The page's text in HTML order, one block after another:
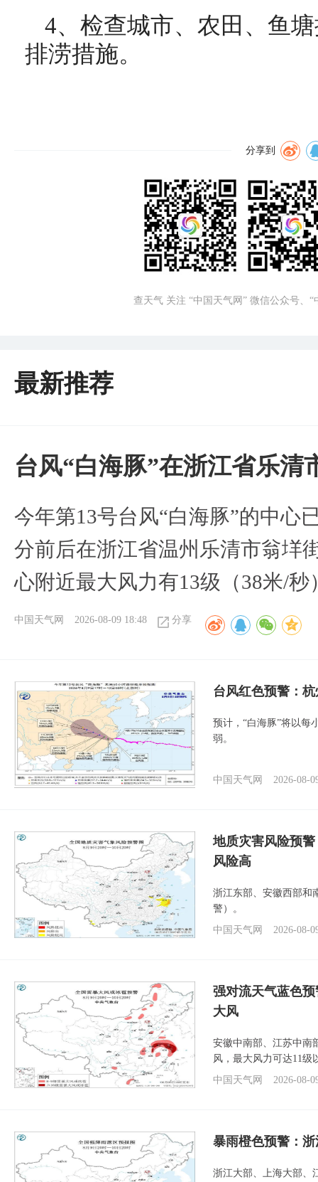
4、检查城市、农田、鱼
排涝措施。
分享到
查天气 关注 “中国天气网” 微信公众号、
最新推荐
台风“白海豚”在浙江省乐清
今年第13号台风“白海豚”的中心
分前后在浙江省温州乐清市翁垟
心附近最大风力有13级（38米/秒
中国天气网 2026-08-09 18:48 分享
台风红色预警：
预计，“白海豚”将以每
弱。
中国天气网 2026-08-
地质灾害风险预
风险高
浙江东部、安徽西部和
警）。
中国天气网
2026-08-
强对流天气蓝色
大风
安徽中南部、江苏中南
风，最大风力可达11级
中国天气网
2026-08-
暴雨橙色预警：
浙江大部、上海大部、